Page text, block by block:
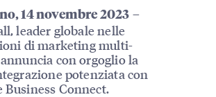
14 novembre 2023 –
leader globale nelle
di marketing multi-
con orgoglio la
potenziata con
Business Connect.